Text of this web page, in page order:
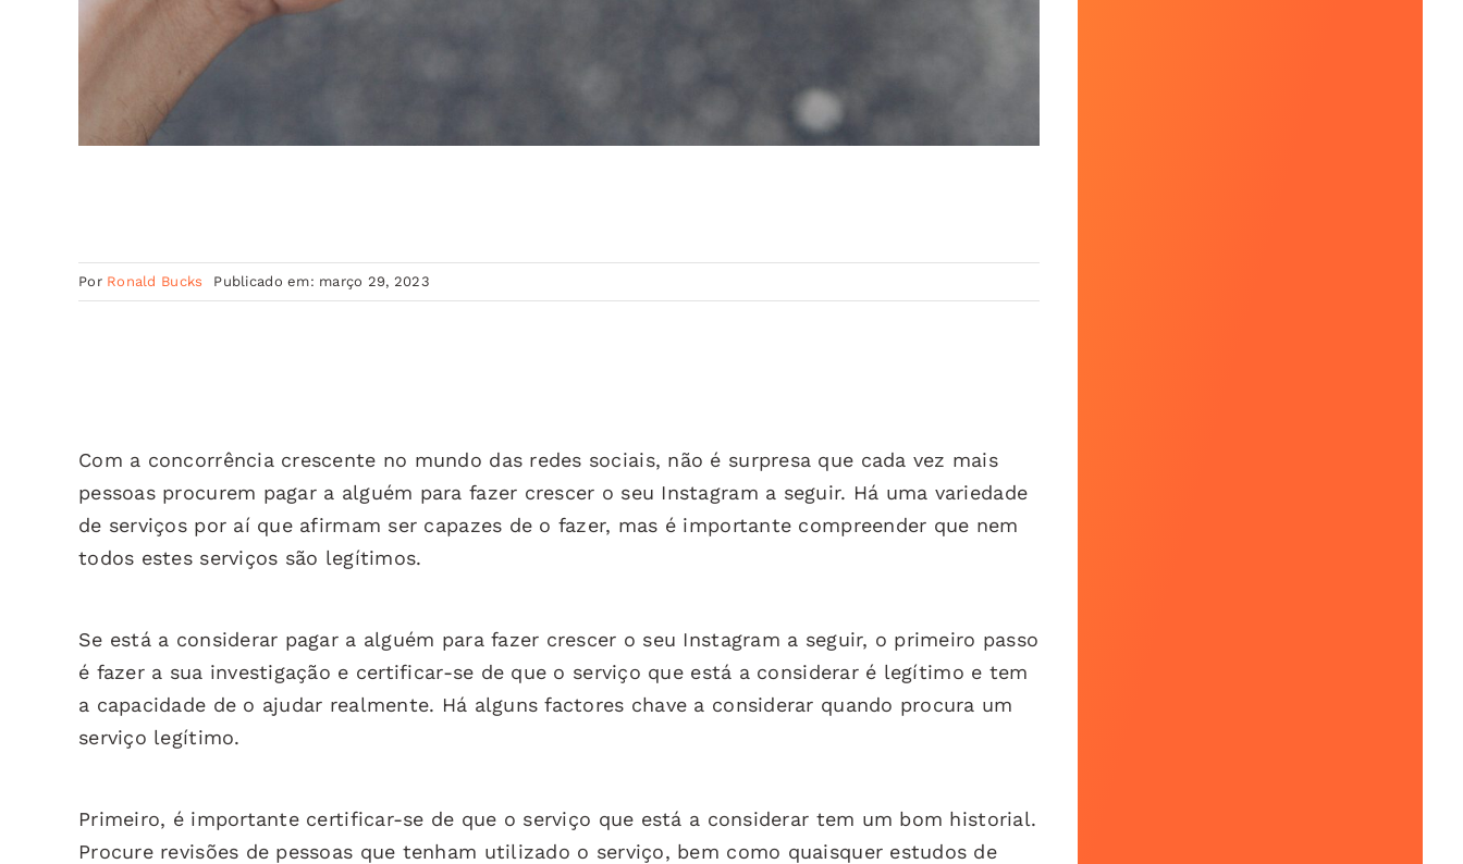
Por Ronald Bucks Publicado em: março 29, 2023
Com a concorrência crescente no mundo das redes sociais, não é surpresa que cada vez mais
pessoas procurem pagar a alguém para fazer crescer o seu Instagram a seguir. Há uma variedade
de serviços por aí que afirmam ser capazes de o fazer, mas é importante compreender que nem
todos estes serviços são legítimos.
Se está a considerar pagar a alguém para fazer crescer o seu Instagram a seguir, o primeiro passo
é fazer a sua investigação e certificar-se de que o serviço que está a considerar é legítimo e tem
a capacidade de o ajudar realmente. Há alguns factores chave a considerar quando procura um
serviço legítimo.
Primeiro, é importante certificar-se de que o serviço que está a considerar tem um bom historial.
Procure revisões de pessoas que tenham utilizado o serviço, bem como quaisquer estudos de